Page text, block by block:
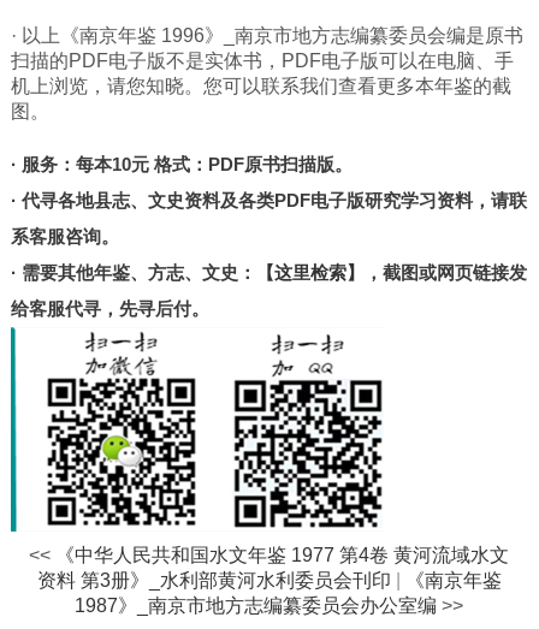
内蒙
青海
陕西
河南
宁夏
台湾
港澳
其他
· 以上《南京年鉴 1996》_南京市地方志编纂委员会编是原书
扫描的PDF电子版不是实体书，PDF电子版可以在电脑、手
机上浏览，请您知晓。您可以联系我们查看更多本年鉴的截
图。
· 服务：每本10元 格式：PDF原书扫描版。
· 代寻各地县志、文史资料及各类PDF电子版研究学习资料，请联
系客服咨询。
· 需要其他年鉴、方志、文史：
【这里检索】
，截图或网页链接发
给客服代寻，先寻后付。
<<
《中华人民共和国水文年鉴 1977 第4卷 黄河流域水文
资料 第3册》_水利部黄河水利委员会刊印
《南京年鉴
1987》_南京市地方志编纂委员会办公室编 >>